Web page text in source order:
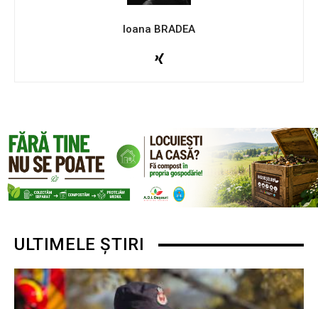
Ioana BRADEA
ULTIMELE ȘTIRI